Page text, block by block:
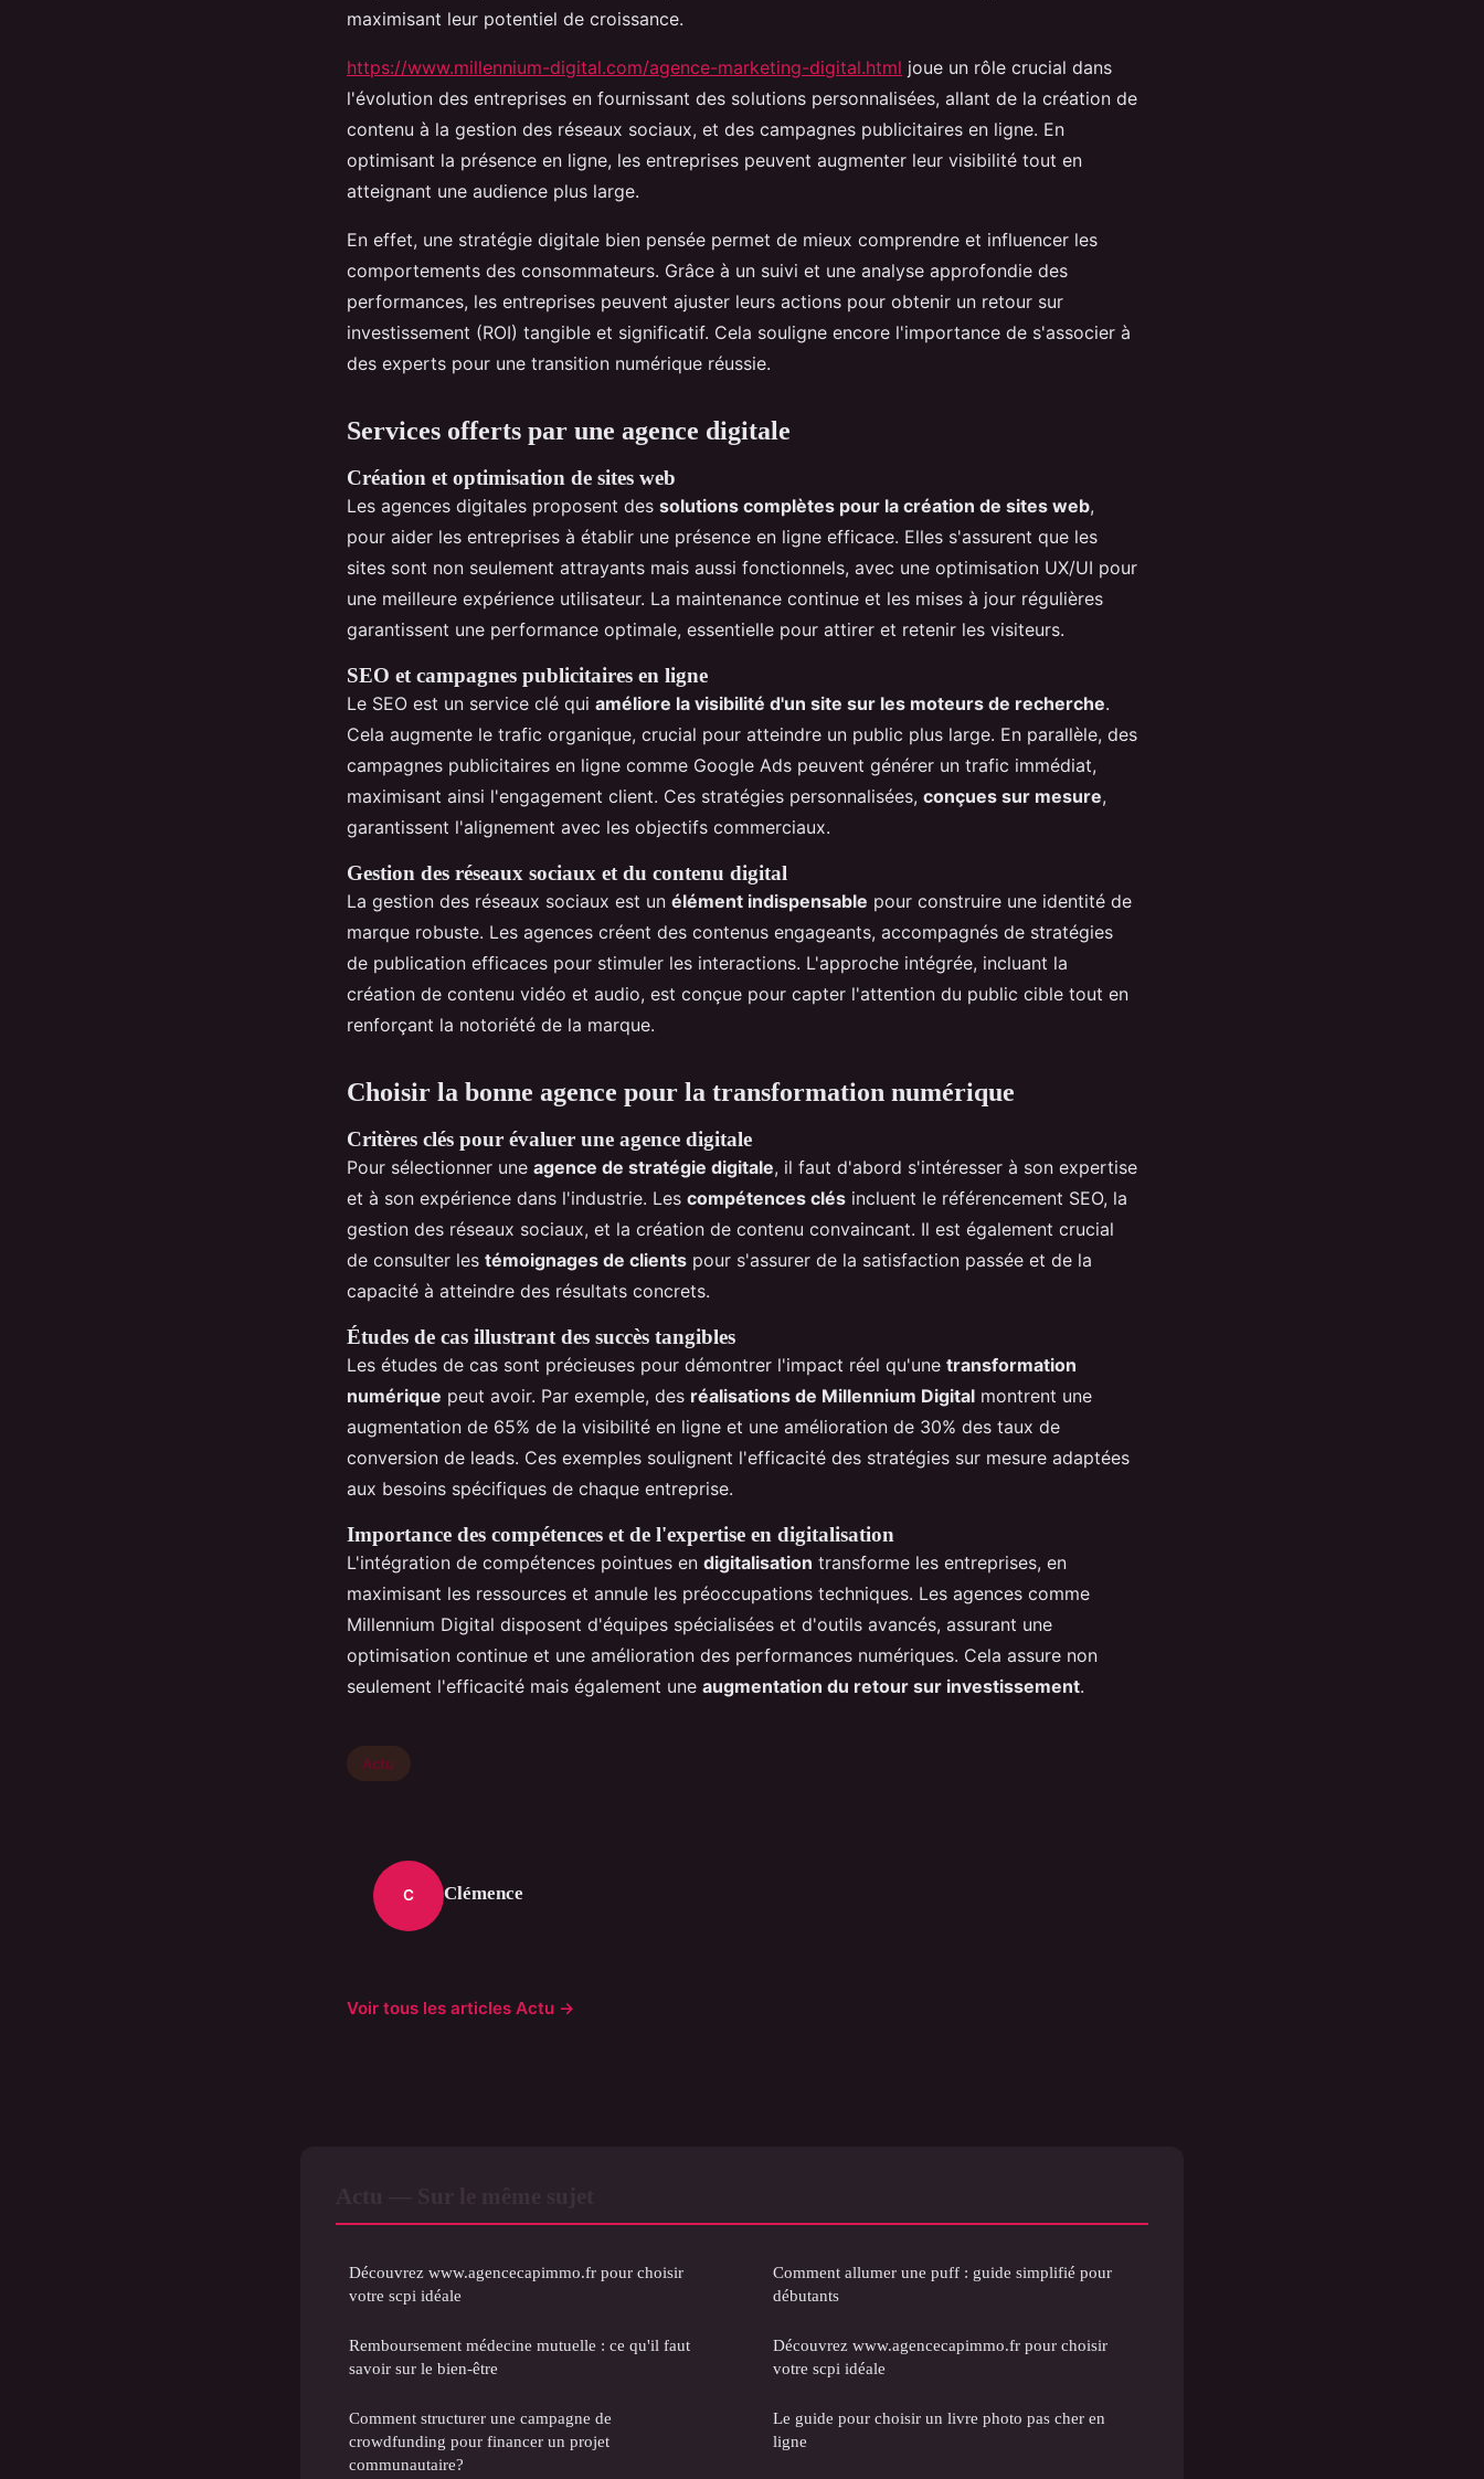
maximisant leur potentiel de croissance.
https://www.millennium-digital.com/agence-marketing-digital.html joue un rôle crucial dans
l'évolution des entreprises en fournissant des solutions personnalisées, allant de la création de
contenu à la gestion des réseaux sociaux, et des campagnes publicitaires en ligne. En
optimisant la présence en ligne, les entreprises peuvent augmenter leur visibilité tout en
atteignant une audience plus large.
En effet, une stratégie digitale bien pensée permet de mieux comprendre et influencer les
comportements des consommateurs. Grâce à un suivi et une analyse approfondie des
performances, les entreprises peuvent ajuster leurs actions pour obtenir un retour sur
investissement (ROI) tangible et significatif. Cela souligne encore l'importance de s'associer à
des experts pour une transition numérique réussie.
Services offerts par une agence digitale
Création et optimisation de sites web
Les agences digitales proposent des solutions complètes pour la création de sites web,
pour aider les entreprises à établir une présence en ligne efficace. Elles s'assurent que les
sites sont non seulement attrayants mais aussi fonctionnels, avec une optimisation UX/UI pour
une meilleure expérience utilisateur. La maintenance continue et les mises à jour régulières
garantissent une performance optimale, essentielle pour attirer et retenir les visiteurs.
SEO et campagnes publicitaires en ligne
Le SEO est un service clé qui améliore la visibilité d'un site sur les moteurs de recherche.
Cela augmente le trafic organique, crucial pour atteindre un public plus large. En parallèle, des
campagnes publicitaires en ligne comme Google Ads peuvent générer un trafic immédiat,
maximisant ainsi l'engagement client. Ces stratégies personnalisées, conçues sur mesure,
garantissent l'alignement avec les objectifs commerciaux.
Gestion des réseaux sociaux et du contenu digital
La gestion des réseaux sociaux est un élément indispensable pour construire une identité de
marque robuste. Les agences créent des contenus engageants, accompagnés de stratégies
de publication efficaces pour stimuler les interactions. L'approche intégrée, incluant la
création de contenu vidéo et audio, est conçue pour capter l'attention du public cible tout en
renforçant la notoriété de la marque.
Choisir la bonne agence pour la transformation numérique
Critères clés pour évaluer une agence digitale
Pour sélectionner une agence de stratégie digitale, il faut d'abord s'intéresser à son expertise
et à son expérience dans l'industrie. Les compétences clés incluent le référencement SEO, la
gestion des réseaux sociaux, et la création de contenu convaincant. Il est également crucial
de consulter les témoignages de clients pour s'assurer de la satisfaction passée et de la
capacité à atteindre des résultats concrets.
Études de cas illustrant des succès tangibles
Les études de cas sont précieuses pour démontrer l'impact réel qu'une transformation
numérique peut avoir. Par exemple, des réalisations de Millennium Digital montrent une
augmentation de 65% de la visibilité en ligne et une amélioration de 30% des taux de
conversion de leads. Ces exemples soulignent l'efficacité des stratégies sur mesure adaptées
aux besoins spécifiques de chaque entreprise.
Importance des compétences et de l'expertise en digitalisation
L'intégration de compétences pointues en digitalisation transforme les entreprises, en
maximisant les ressources et annule les préoccupations techniques. Les agences comme
Millennium Digital disposent d'équipes spécialisées et d'outils avancés, assurant une
optimisation continue et une amélioration des performances numériques. Cela assure non
seulement l'efficacité mais également une augmentation du retour sur investissement.
Actu
C Clémence
Voir tous les articles Actu →
Découvrez www.agencecapimmo.fr pour choisir
votre scpi idéale
Remboursement médecine mutuelle : ce qu'il faut
savoir sur le bien-être
Comment structurer une campagne de
crowdfunding pour financer un projet
communautaire?
Comment allumer une puff : guide simplifié pour
débutants
Découvrez www.agencecapimmo.fr pour choisir
votre scpi idéale
Le guide pour choisir un livre photo pas cher en
ligne